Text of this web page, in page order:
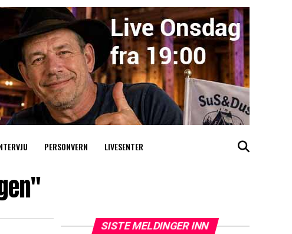
PERSONVERN LIVESENTER
SISTE MELDINGER INN